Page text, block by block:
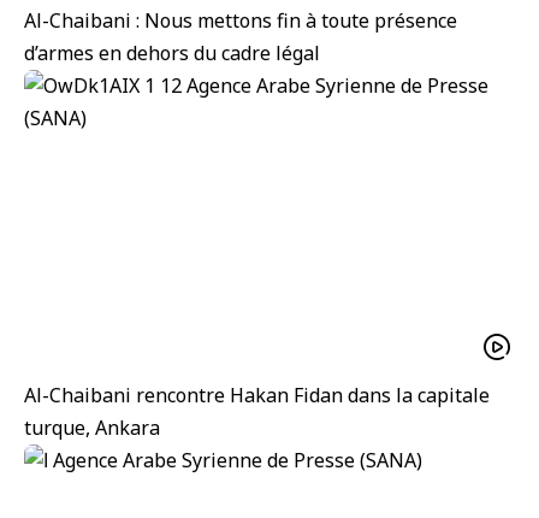
Al-Chaibani : Nous mettons fin à toute présence
d’armes en dehors du cadre légal
Al-Chaibani rencontre Hakan Fidan dans la capitale
turque, Ankara